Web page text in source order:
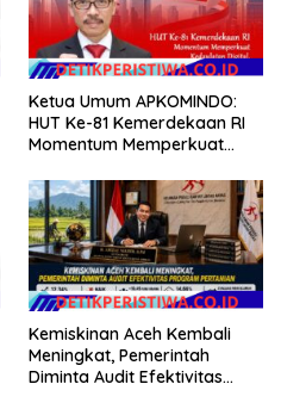
Ketua Umum APKOMINDO:
HUT Ke-81 Kemerdekaan RI
Momentum Memperkuat
Teknologi, dan Kepastian
Hukum Menuju Indonesia
Emas 2045
Kemiskinan Aceh Kembali
Meningkat, Pemerintah
Diminta Audit Efektivitas